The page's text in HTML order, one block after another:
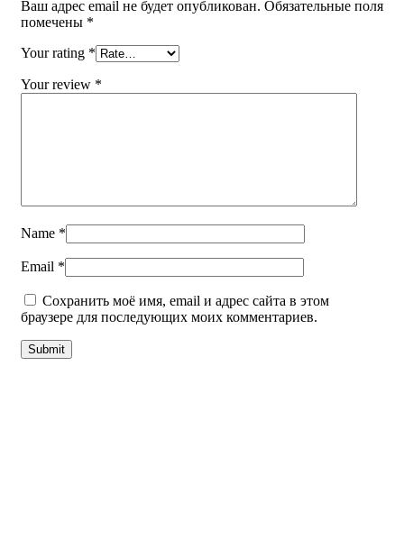
Ваш адрес email не будет опубликован. Обязательные поля
помечены *
Your rating *
Your review *
Name *
Email *
Сохранить моё имя, email и адрес сайта в этом
браузере для последующих моих комментариев.